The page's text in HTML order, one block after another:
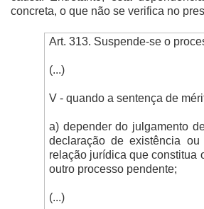
concreta, o que não se verifica no
Art. 313. Suspende-se o
(...)
V - quando a sentença de
a) depender do julgamento
declaração de existência
relação jurídica que constitua
outro processo pendente;
(...)